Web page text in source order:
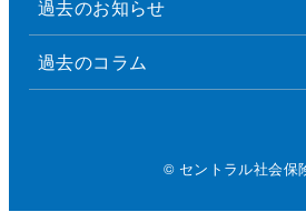
過去のお知らせ
過去のコラム
© セントラル社会保